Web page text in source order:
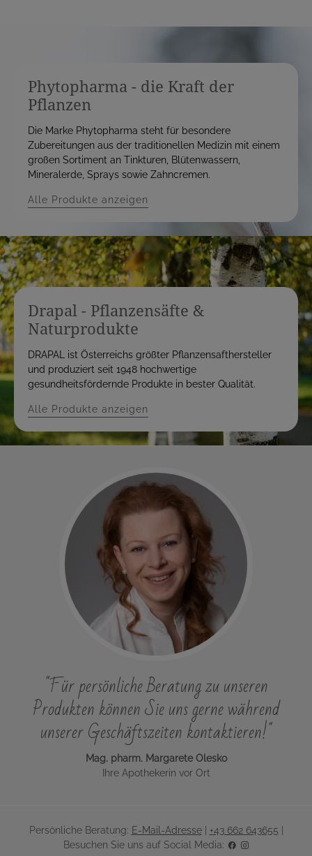
Phytopharma - die Kraft der
Pflanzen
Die Marke Phytopharma steht für besondere
Zubereitungen aus der traditionellen Medizin mit einem
großen Sortiment an Tinkturen, Blütenwassern,
Mineralerde, Sprays sowie Zahncremen.
Alle Produkte anzeigen
Drapal - Pflanzensäfte &
Naturprodukte
DRAPAL ist Österreichs größter Pflanzensafthersteller
und produziert seit 1948 hochwertige
gesundheitsfördernde Produkte in bester Qualität.
Alle Produkte anzeigen
"Für persönliche Beratung zu unseren
Produkten können Sie uns gerne während
unserer Geschäftszeiten kontaktieren!"
Mag. pharm. Margarete Olesko
Ihre Apothekerin vor Ort
Persönliche Beratung: E-Mail-Adresse| +43 662 643655
Besuchen Sie uns auf Social Media: